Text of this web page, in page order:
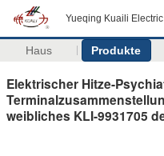
Yueqing Kuaili
Haus Produkte
Elektrischer Hitze-
weibliches KLI-9931705